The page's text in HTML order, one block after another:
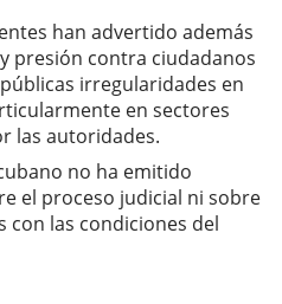
han advertido además
presión contra ciudadanos
irregularidades en
en sectores
las autoridades.
no ha emitido
el proceso judicial ni sobre
con las condiciones del